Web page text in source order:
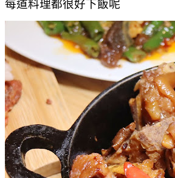
每道料理都很好下飯呢